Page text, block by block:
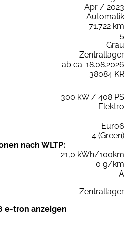
Apr / 2023
Automatik
71.722 km
5
Grau
Zentrallager
ab ca. 18.08.2026
38084 KR
300 kW / 408 PS
Elektro
Euro6
4 (Green)
nach WLTP:
21,0 kWh/100km
0 g/km
A
Zentrallager
e-tron anzeigen